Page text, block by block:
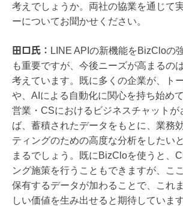
考えでしょうか。両社の協業を通じて
ーについてお聞かせください。
​​田口氏： LINE APIの新機能をBizCloの
も重要ですが、今後ニーズが高まるの
考えています。既に多くの企業が、ト
や、AIによる自動化に関心を持ち始め
営業・CSにおけるビジネスチャットが
ば、蓄積されたデータをもとに、業務
ティングのための高度な分析をしたい
まるでしょう。既にBizCloを使うと、
ング施策を行うこともできますが、こ
保有するデータが加わることで、これ
しい価値を生み出せると期待しています